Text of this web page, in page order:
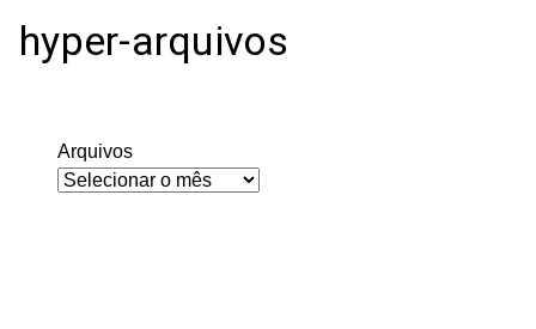
hyper-arquivos
Arquivos